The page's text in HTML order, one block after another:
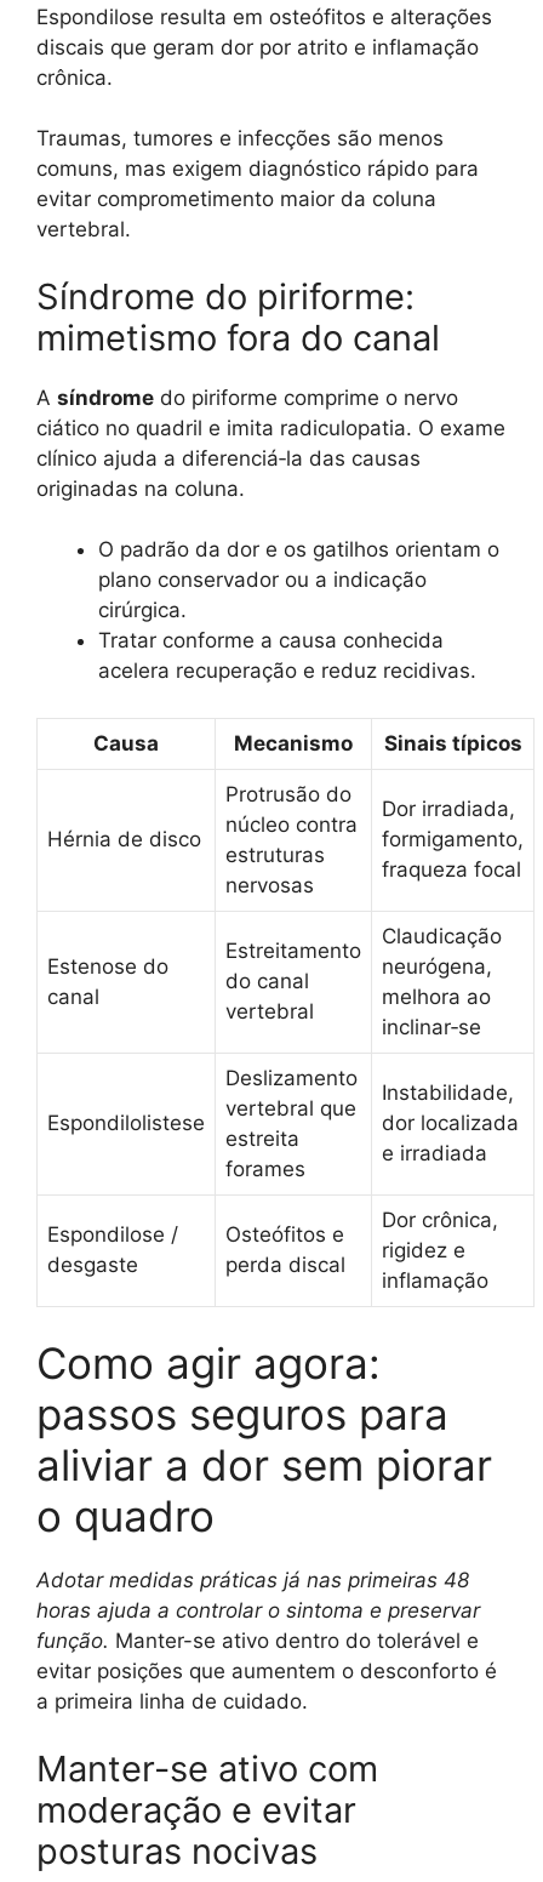
Espondilose resulta em osteófitos e alterações
discais que geram dor por atrito e inflamação
crônica.
Traumas, tumores e infecções são menos
comuns, mas exigem diagnóstico rápido para
evitar comprometimento maior da coluna
vertebral.
Síndrome do piriforme:
mimetismo fora do canal
A síndrome do piriforme comprime o nervo
ciático no quadril e imita radiculopatia. O exame
clínico ajuda a diferenciá‑la das causas
originadas na coluna.
O padrão da dor e os gatilhos orientam o
plano conservador ou a indicação
cirúrgica.
Tratar conforme a causa conhecida
acelera recuperação e reduz recidivas.
Causa Mecanismo Sinais típicos
Hérnia de disco
Protrusão do
núcleo contra
estruturas
nervosas
Dor irradiada,
formigamento,
fraqueza focal
Estenose do
canal
Estreitamento
do canal
vertebral
Claudicação
neurógena,
melhora ao
inclinar‑se
Espondilolistese
Deslizamento
vertebral que
estreita
forames
Instabilidade,
dor localizada
e irradiada
Espondilose /
desgaste
Osteófitos e
perda discal
Dor crônica,
rigidez e
inflamação
Como agir agora:
passos seguros para
aliviar a dor sem piorar
o quadro
Adotar medidas práticas já nas primeiras 48
horas ajuda a controlar o sintoma e preservar
função. Manter-se ativo dentro do tolerável e
evitar posições que aumentem o desconforto é
a primeira linha de cuidado.
Manter-se ativo com
moderação e evitar
posturas nocivas